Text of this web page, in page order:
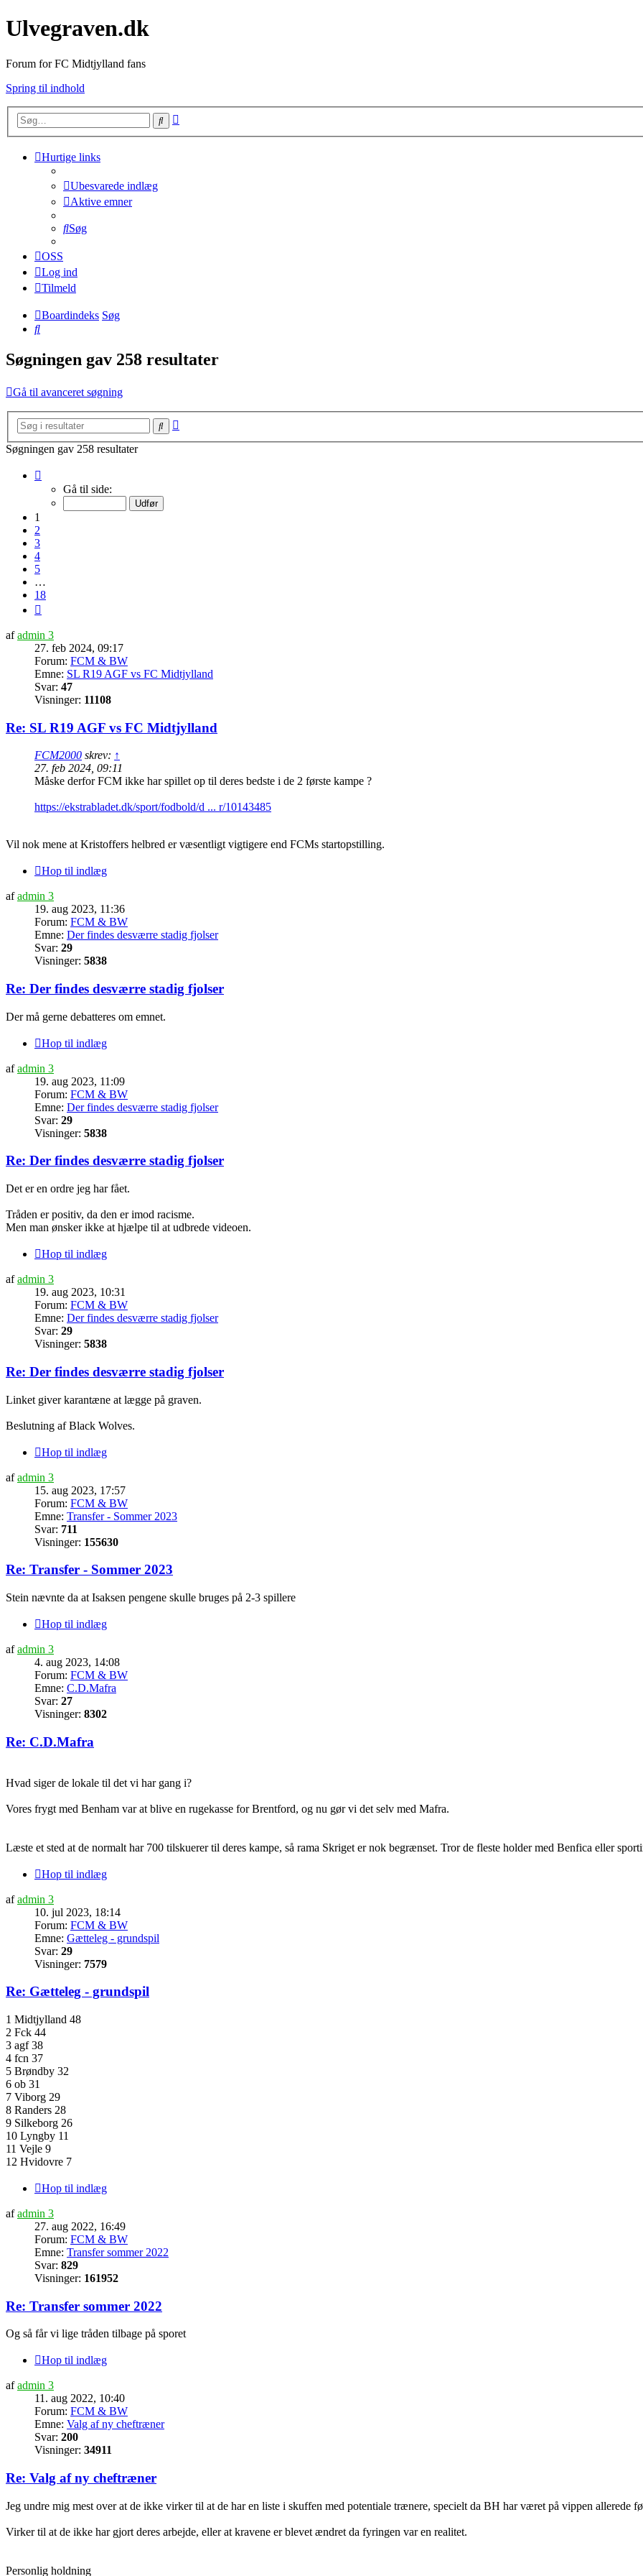
Ulvegraven.dk
Forum for FC Midtjylland fans
Spring til indhold
Søg
Hurtige links
Ubesvarede indlæg
Aktive emner
Søg
OSS
Log ind
Tilmeld
Boardindeks Søg
Søg
Søgningen gav 258 resultater
Gå til avanceret søgning
Søg
Søgningen gav 258 resultater
Gå til side:
1
2
3
4
5
…
18
afadmin 3
27. feb 2024, 09:17
Forum: FCM & BW
Emne: SL R19 AGF vs FC Midtjylland
Svar: 47
Visninger: 11108
Re: SL R19 AGF vs FC Midtjylland
FCM2000 skrev: ↑
27. feb 2024, 09:11
Måske derfor FCM ikke har spillet op til deres bedste i de 2 første kampe ?
https://ekstrabladet.dk/sport/fodbold/d ... r/10143485
Vil nok mene at Kristoffers helbred er væsentligt vigtigere end FCMs startopstilling.
Hop til indlæg
afadmin 3
19. aug 2023, 11:36
Forum: FCM & BW
Emne: Der findes desværre stadig fjolser
Svar: 29
Visninger: 5838
Re: Der findes desværre stadig fjolser
Der må gerne debatteres om emnet.
Hop til indlæg
afadmin 3
19. aug 2023, 11:09
Forum: FCM & BW
Emne: Der findes desværre stadig fjolser
Svar: 29
Visninger: 5838
Re: Der findes desværre stadig fjolser
Det er en ordre jeg har fået.
Tråden er positiv, da den er imod racisme.
Men man ønsker ikke at hjælpe til at udbrede videoen.
Hop til indlæg
afadmin 3
19. aug 2023, 10:31
Forum: FCM & BW
Emne: Der findes desværre stadig fjolser
Svar: 29
Visninger: 5838
Re: Der findes desværre stadig fjolser
Linket giver karantæne at lægge på graven.
Beslutning af Black Wolves.
Hop til indlæg
afadmin 3
15. aug 2023, 17:57
Forum: FCM & BW
Emne: Transfer - Sommer 2023
Svar: 711
Visninger: 155630
Re: Transfer - Sommer 2023
Stein nævnte da at Isaksen pengene skulle bruges på 2-3 spillere
Hop til indlæg
afadmin 3
4. aug 2023, 14:08
Forum: FCM & BW
Emne: C.D.Mafra
Svar: 27
Visninger: 8302
Re: C.D.Mafra
Hvad siger de lokale til det vi har gang i?
Vores frygt med Benham var at blive en rugekasse for Brentford, og nu gør vi det selv med Mafra.
Læste et sted at de normalt har 700 tilskuerer til deres kampe, så rama Skriget er nok begrænset. Tror de fleste holder med Benfica eller
Hop til indlæg
afadmin 3
10. jul 2023, 18:14
Forum: FCM & BW
Emne: Gætteleg - grundspil
Svar: 29
Visninger: 7579
Re: Gætteleg - grundspil
1 Midtjylland 48
2 Fck 44
3 agf 38
4 fcn 37
5 Brøndby 32
6 ob 31
7 Viborg 29
8 Randers 28
9 Silkeborg 26
10 Lyngby 11
11 Vejle 9
12 Hvidovre 7
Hop til indlæg
afadmin 3
27. aug 2022, 16:49
Forum: FCM & BW
Emne: Transfer sommer 2022
Svar: 829
Visninger: 161952
Re: Transfer sommer 2022
Og så får vi lige tråden tilbage på sporet
Hop til indlæg
afadmin 3
11. aug 2022, 10:40
Forum: FCM & BW
Emne: Valg af ny cheftræner
Svar: 200
Visninger: 34911
Re: Valg af ny cheftræner
Jeg undre mig mest over at de ikke virker til at de har en liste i skuffen med potentiale trænere, specielt da BH har været på vippen allerede
Virker til at de ikke har gjort deres arbejde, eller at kravene er blevet ændret da fyringen var en realitet.
Personlig holdning